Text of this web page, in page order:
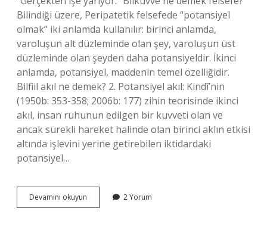
Bilindiği üzere, Peripatetik felsefede “potansiyel
olmak” iki anlamda kullanılır: birinci anlamda,
varoluşun alt düzleminde olan şey, varoluşun üst
düzleminde olan şeyden daha potansiyeldir. İkinci
anlamda, potansiyel, maddenin temel özelliğidir.
Bilfiil akıl ne demek? 2. Potansiyel akıl: Kindî’nin
(1950b: 353-358; 2006b: 177) zihin teorisinde ikinci
akıl, insan ruhunun edilgen bir kuvveti olan ve
ancak sürekli hareket halinde olan birinci aklın etkisi
altında işlevini yerine getirebilen iktidardaki
potansiyel…
Devamını okuyun Felsefede
Bilfiil
2 Yorum